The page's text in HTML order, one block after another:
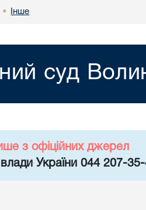
• Інше
суд
з офіційних джерел
України 044 207-